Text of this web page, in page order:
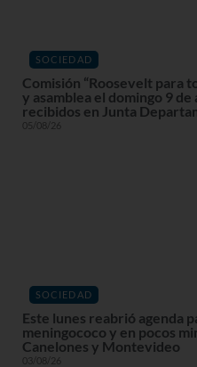
SOCIEDAD
Comisión “Roosevelt para
y asamblea el domingo 9
recibidos en Junta
05/08/26
SOCIEDAD
Este lunes reabrió agenda
meningococo y en pocos
Canelones y Montevideo
03/08/26